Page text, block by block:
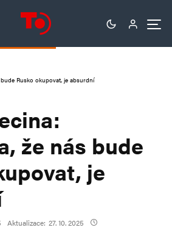
Rusko okupovat, je absurdní
že nás bude
je
Aktualizace: 27. 10. 2025